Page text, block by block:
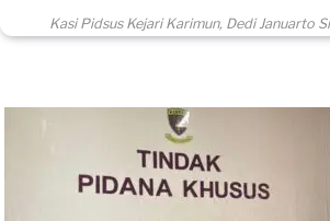
Kasi Pidsus Kejari Karimun, Dedi Januarto